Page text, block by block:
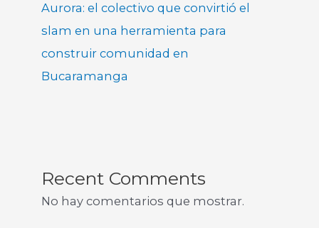
Aurora: el colectivo que convirtió el
slam en una herramienta para
construir comunidad en
Bucaramanga
Recent Comments
No hay comentarios que mostrar.